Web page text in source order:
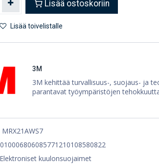
Lisää ostoskoriin
Lisää toivelistalle
3M
3M kehittää turvallisuus-, suojaus- ja
parantavat työympäristöjen
MRX21AWS7
010006806085771210108580822
Elektroniset kuulonsuojaimet